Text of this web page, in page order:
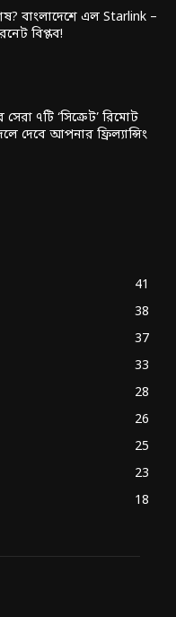
বাংলাদেশে এল Starlink –
বিপ্লব!
৭টি ‘সিক্রেট’ রিমোট
দেবে আপনার ফ্রিল্যান্সিং
41
38
37
33
28
26
25
23
18